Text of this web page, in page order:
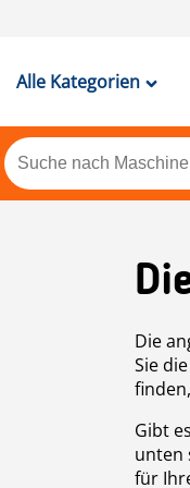
Alle Kategorien
Die
Sie
Gibt
unten
für